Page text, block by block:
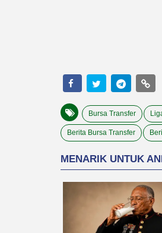
Bursa Transfer
Berita Bursa Transfer